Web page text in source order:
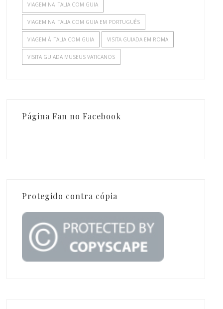
VIAGEM NA ITALIA COM GUIA
VIAGEM NA ITALIA COM GUIA EM PORTUGUÊS
VIAGEM À ITALIA COM GUIA VISITA GUIADA EM ROMA
VISITA GUIADA MUSEUS VATICANOS
Página Fan no Facebook
Protegido contra cópia